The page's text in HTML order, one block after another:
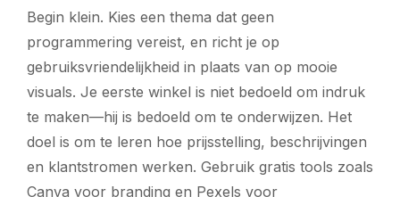
Begin klein. Kies een thema dat geen
programmering vereist, en richt je op
gebruiksvriendelijkheid in plaats van op mooie
visuals. Je eerste winkel is niet bedoeld om indruk
te maken—hij is bedoeld om te onderwijzen. Het
doel is om te leren hoe prijsstelling, beschrijvingen
en klantstromen werken. Gebruik gratis tools zoals
Canva voor branding en Pexels voor